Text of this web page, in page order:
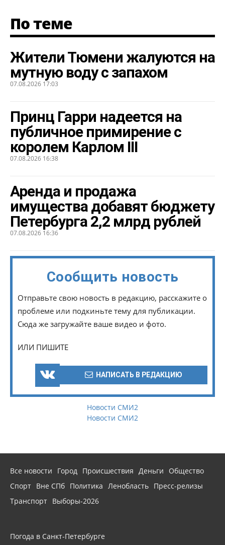
По теме
Жители Тюмени жалуются на
мутную воду с запахом
07.08.2026 17:03
Принц Гарри надеется на
публичное примирение с
королем Карлом III
07.08.2026 16:38
Аренда и продажа
имущества добавят бюджету
Петербурга 2,2 млрд рублей
07.08.2026 16:36
Сообщить новость
Отправьте свою новость в редакцию, расскажите о
проблеме или подкиньте тему для публикации.
Сюда же загружайте ваше видео и фото.
ИЛИ ПИШИТЕ
НАПИСАТЬ В РЕДАКЦИЮ
Новости СМИ2
Новости СМИ2
Все новости Город Происшествия Деньги
Общество
Спорт Вне СПб Политика Ленобласть Пресс-релизы
Транспорт Выборы-2026
Погода в Санкт-Петербурге